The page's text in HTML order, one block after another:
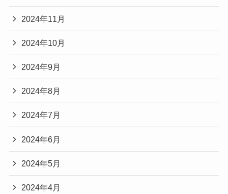
2024年11月
2024年10月
2024年9月
2024年8月
2024年7月
2024年6月
2024年5月
2024年4月